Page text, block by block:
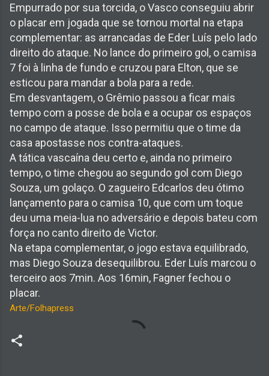
Empurrado por sua torcida, o Vasco conseguiu abrir
o placar em jogada que se tornou mortal na etapa
complementar: as arrancadas de Eder Luís pelo lado
direito do ataque. No lance do primeiro gol, o camisa
7 foi à linha de fundo e cruzou para Elton, que se
esticou para mandar a bola para a rede.
Em desvantagem, o Grêmio passou a ficar mais
tempo com a posse de bola e a ocupar os espaços
no campo de ataque. Isso permitiu que o time da
casa apostasse nos contra-ataques.
A tática vascaína deu certo e, ainda no primeiro
tempo, o time chegou ao segundo gol com Diego
Souza, um golaço. O zagueiro Edcarlos deu ótimo
lançamento para o camisa 10, que com um toque
deu uma meia-lua no adversário e depois bateu com
força no canto direito de Victor.
Na etapa complementar, o jogo estava equilibrado,
mas Diego Souza desequilibrou. Eder Luís marcou o
terceiro aos 7min. Aos 16min, Fagner fechou o
placar.
Arte/Folhapress